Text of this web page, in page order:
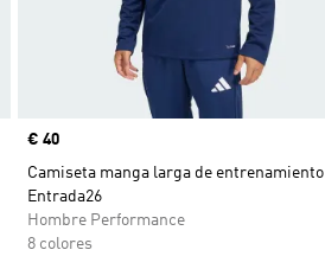
Precio
€ 40
Camiseta manga larga de entrenamiento
Entrada26
Hombre Performance
8 colores